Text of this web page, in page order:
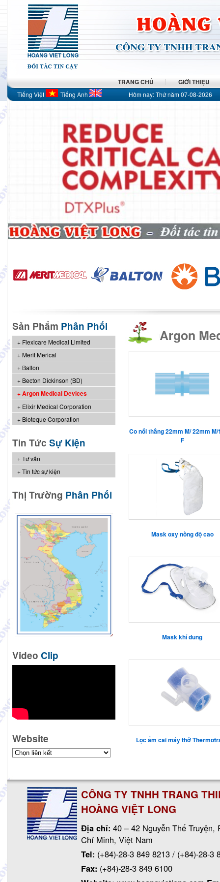
TRANG CHỦ GIỚI THIỆU
Tiếng Việt Tiếng Anh Hôm nay:Thứ năm 07-08-2026
Sản Phẩm Phân Phối
Flexicare Medical Limited
Merit Merical
Balton
Becton Dickinson (BD)
Argon Medical Devices
Elixir Medical Corporation
Bioteque Corporation
Tin Tức Sự Kiện
Tư vấn
Tin tức sự kiện
Thị Trường Phân Phối
Video Clip
Website
Argon
Co nối thẳng 22mm M/ 22mm
F
Mask oxy nồng độ cao
Mask khí dung
Lọc ẩm cai máy thở
CÔNG TY TNHH TRANG
HOÀNG VIỆT LONG
Địa chỉ: 40 – 42 Nguyễn Thế
Chí Minh, Việt Nam
Tel: (+84)-28-3 849 8213 / (+84)-28-3
Fax: (+84)-28-3 849 6100